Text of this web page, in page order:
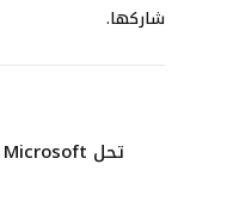
شاركها.